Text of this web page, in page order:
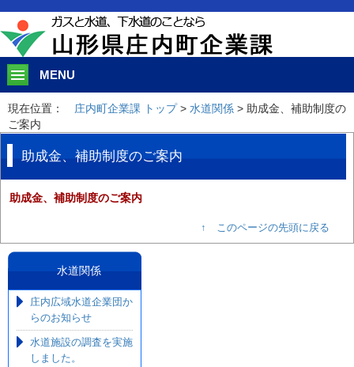
MENU
現在位置： 庄内町企業課 トップ> 水道関係 > 助成金、補助制度の
ご案内
助成金、補助制度のご案内
助成金、補助制度のご案内
↑ このページの先頭に戻る
水道関係
庄内広域水道企業団か
らのお知らせ
水道施設の調査を実施
しました。